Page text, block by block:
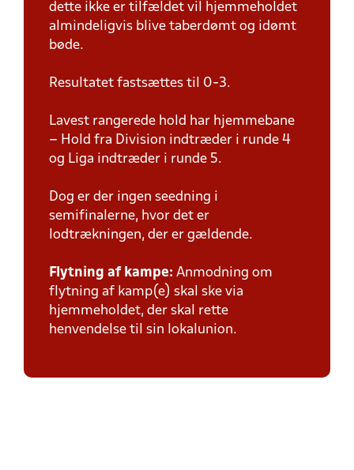
dette ikke er tilfældet vil hjemmeholdet
almindeligvis blive taberdømt og idømt
bøde.
Resultatet fastsættes til 0-3.
Lavest rangerede hold har hjemmebane
– Hold fra Division indtræder i runde 4
og Liga indtræder i runde 5.
Dog er der ingen seedning i
semifinalerne, hvor det er
lodtrækningen, der er gældende.
Flytning af kampe: Anmodning om
flytning af kamp(e) skal ske via
hjemmeholdet, der skal rette
henvendelse til sin lokalunion.